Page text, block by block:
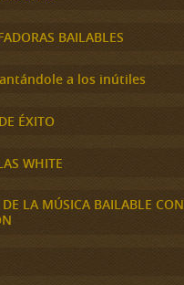
BAILABLES
a los inútiles
ÉXITO
WHITE
LA MÚSICA BAILABLE CON